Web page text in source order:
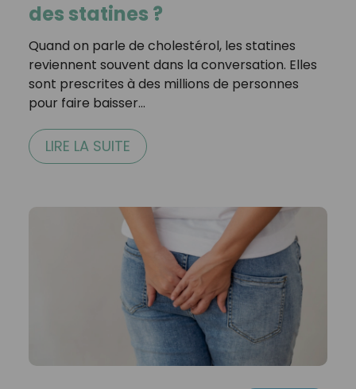
des statines ?
Quand on parle de cholestérol, les statines
reviennent souvent dans la conversation. Elles
sont prescrites à des millions de personnes
pour faire baisser…
LIRE LA SUITE